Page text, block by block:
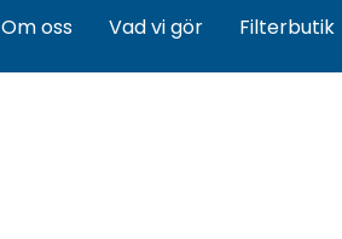
Om oss Vad vi gör Filterbutik